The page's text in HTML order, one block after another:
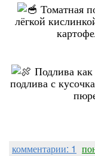
Томатная
лёгкой
Подлива
подлива с
комментарии: 1